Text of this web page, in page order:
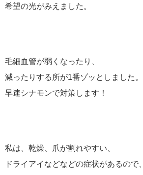
希望の光がみえました。
毛細血管が弱くなったり、
減ったりする所が1番ゾッとしました。
早速シナモンで対策します！
私は、乾燥、爪が割れやすい、
ドライアイなどなどの症状があるので、